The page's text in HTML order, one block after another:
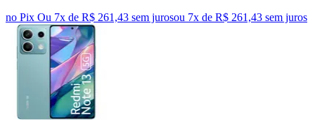
no Pix Ou 7x de R$ 261,43 sem jurosou 7x de R$ 261,43 sem juros